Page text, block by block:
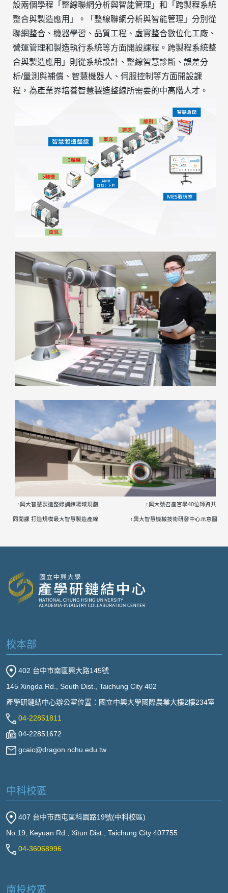
設兩個學程「整線聯網分析與智能管理」和「跨製程系統
整合與製造應用」。「整線聯網分析與智能管理」分別從
聯網整合、機器學習、品質工程、虛實整合數位化工廠、
營運管理和製造執行系統等方面開設課程。跨製程系統整
合與製造應用」則從系統設計、整線智慧診斷、誤差分
析/量測與補償、智慧機器人、伺服控制等方面開設課
程，為產業界培養智慧製造整線所需要的中高階人才。
↑興大智慧製造整線訓練場域規劃 ↑興大號召產官學40位師資共
同開課 打造規模最大智慧製造產線 ↑興大智慧機械技術研發中心示意圖
校本部
402 台中市南區興大路145號
145 Xingda Rd., South Dist., Taichung City 402
產學研鏈結中心辦公室位置：國立中興大學國際農業大樓2樓234室
04-22851811
04-22851672
gcaic@dragon.nchu.edu.tw
中科校區
407 台中市西屯區科園路19號(中科校區)
No.19, Keyuan Rd., Xitun Dist., Taichung City 407755
04-36068996
南投校區